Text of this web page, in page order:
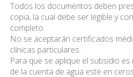
Todos los documentos deben
copia, la cual debe ser legible y
completo.
No se aceptarán certificados
clínicas particulares.
Para que se aplique el subsidio
de la cuenta de agua este en